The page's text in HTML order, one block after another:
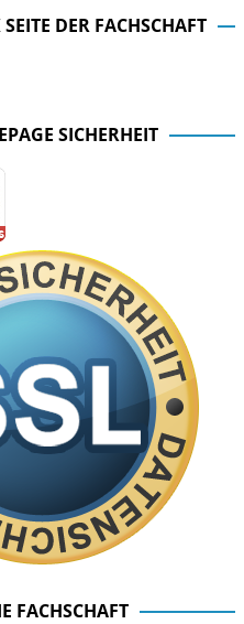
DER FACHSCHAFT
SICHERHEIT
FACHSCHAFT